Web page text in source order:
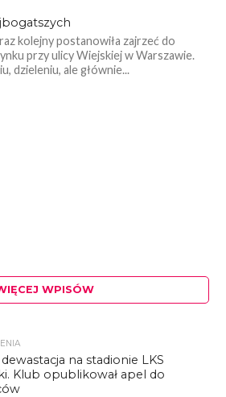
kolejny postanowiła zajrzeć do
przy ulicy Wiejskiej w Warszawie.
dzieleniu, ale głównie...
WPISÓW
na stadionie LKS
Klub opublikował apel do